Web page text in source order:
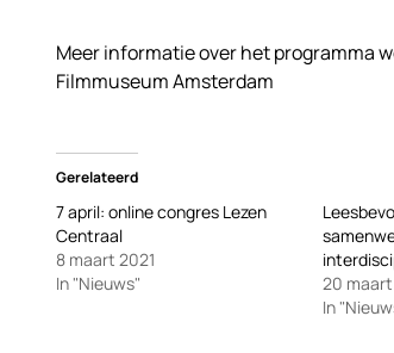
Meer informatie over het programma
Filmmuseum Amsterdam
Gerelateerd
7 april: online congres Lezen
Centraal
8 maart 2021
In "Nieuws"
20
In